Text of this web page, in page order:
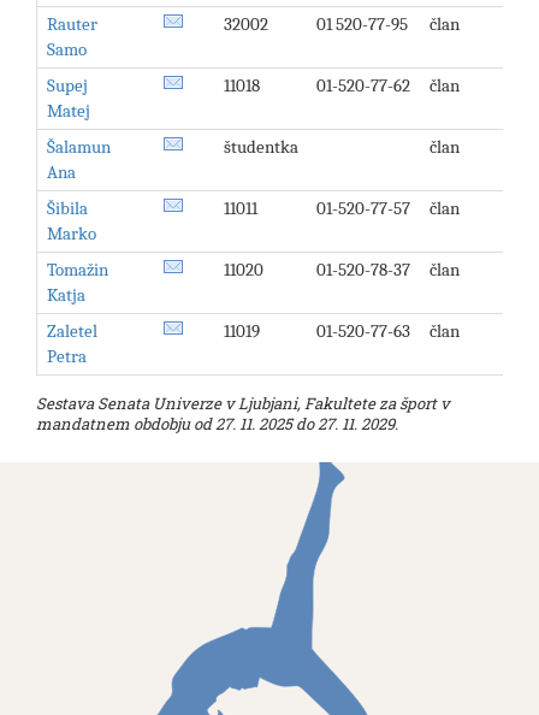
Rauter
Samo
32002 01 520-77-95 član
Supej
Matej
11018 01-520-77-62 član
Šalamun
Ana
študentka član
Šibila
Marko
11011 01-520-77-57 član
Tomažin
Katja
11020 01-520-78-37 član
Zaletel
Petra
11019 01-520-77-63 član
Sestava Senata Univerze v Ljubjani, Fakultete za šport v
mandatnem obdobju od 27. 11. 2025 do 27. 11. 2029.